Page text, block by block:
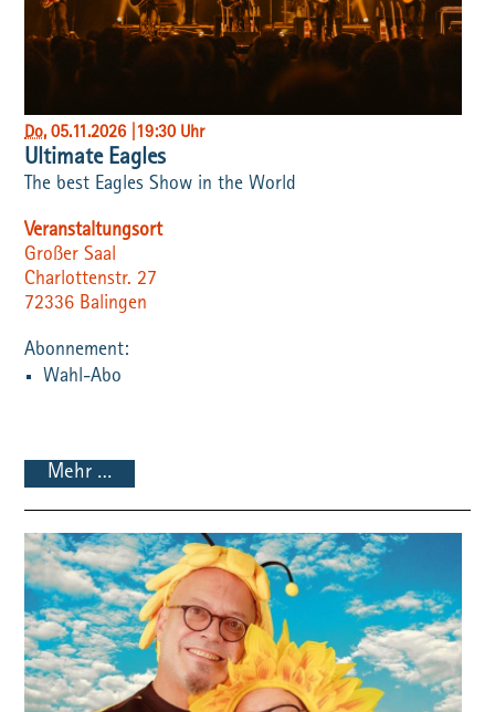
Do, 05.11.2026 19:30 Uhr
Ultimate Eagles
The best Eagles Show in the World
Veranstaltungsort
Großer Saal
Charlottenstr. 27
72336 Balingen
Wahl-Abo
Mehr …